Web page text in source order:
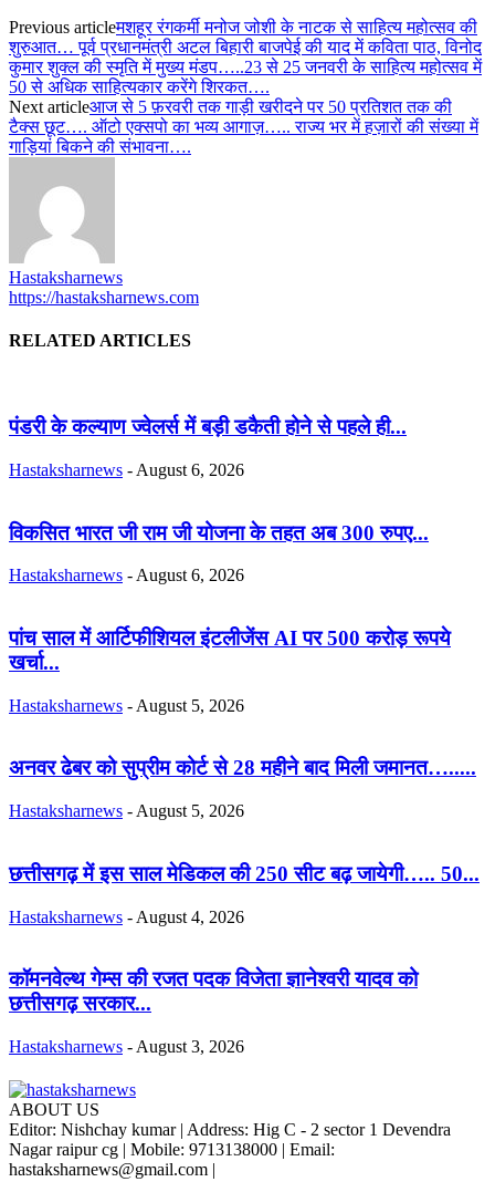
Previous articleमशहूर रंगकर्मी मनोज जोशी के नाटक से साहित्य महोत्सव की
शुरुआत… पूर्व प्रधानमंत्री अटल बिहारी बाजपेई की याद में कविता पाठ, विनोद
कुमार शुक्ल की स्मृति में मुख्य मंडप…..23 से 25 जनवरी के साहित्य महोत्सव में
50 से अधिक साहित्यकार करेंगे शिरकत….
Next articleआज से 5 फ़रवरी तक गाड़ी खरीदने पर 50 प्रतिशत तक की
टैक्स छूट…. ऑटो एक्सपो का भव्य आगाज़….. राज्य भर में हज़ारों की संख्या में
गाड़ियां बिकने की संभावना….
Hastaksharnews
https://hastaksharnews.com
RELATED ARTICLES
पंडरी के कल्याण ज्वेलर्स में बड़ी डकैती होने से पहले ही...
Hastaksharnews - August 6, 2026
विकसित भारत जी राम जी योजना के तहत अब 300 रुपए...
Hastaksharnews - August 6, 2026
पांच साल में आर्टिफीशियल इंटलीजेंस AI पर 500 करोड़ रूपये
खर्चा...
Hastaksharnews - August 5, 2026
अनवर ढेबर को सुप्रीम कोर्ट से 28 महीने बाद मिली जमानत….....
Hastaksharnews - August 5, 2026
छत्तीसगढ़ में इस साल मेडिकल की 250 सीट बढ़ जायेगी….. 50...
Hastaksharnews - August 4, 2026
कॉमनवेल्थ गेम्स की रजत पदक विजेता ज्ञानेश्वरी यादव को
छत्तीसगढ़ सरकार...
Hastaksharnews - August 3, 2026
ABOUT US
Editor: Nishchay kumar | Address: Hig C - 2 sector 1 Devendra
Nagar raipur cg | Mobile: 9713138000 | Email:
hastaksharnews@gmail.com |